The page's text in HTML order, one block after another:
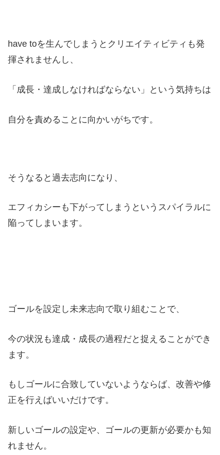
have toを生んでしまうとクリエイティビティも発
揮されませんし、
「成長・達成しなければならない」という気持ちは
自分を責めることに向かいがちです。
そうなると過去志向になり、
エフィカシーも下がってしまうというスパイラルに
陥ってしまいます。
ゴールを設定し未来志向で取り組むことで、
今の状況も達成・成長の過程だと捉えることができ
ます。
もしゴールに合致していないようならば、改善や修
正を行えばいいだけです。
新しいゴールの設定や、ゴールの更新が必要かも知
れません。